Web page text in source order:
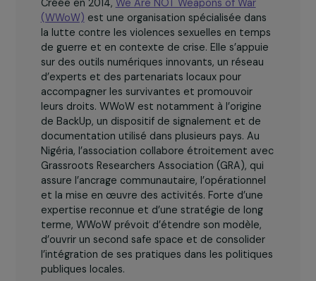
L’association
Créée en 2014,We Are NOT Weapons of War
(WWoW)est une organisation spécialisée dans
la lutte contre les violences sexuelles en temps
de guerre et en contexte de crise. Elle s’appuie
sur des outils numériques innovants, un réseau
d’experts et des partenariats locaux pour